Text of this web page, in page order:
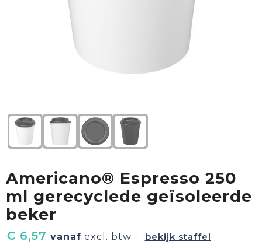
Geschenkverpakkingen
Goud waard
Kinderen, Peuters & Baby's
Vrije tijd en Strand
Americano® Espresso 250
ml gerecyclede geïsoleerde
beker
€ 6,57 vanaf excl. btw - bekijk staffel